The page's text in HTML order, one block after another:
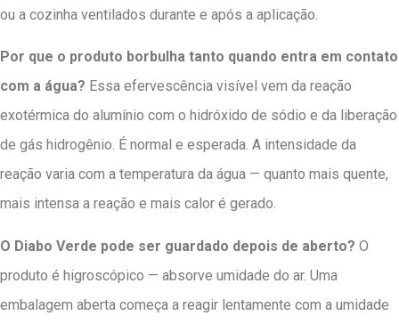
ou a cozinha ventilados durante e após a aplicação.
Por que o produto borbulha tanto quando entra em contato
com a água? Essa efervescência visível vem da reação
exotérmica do alumínio com o hidróxido de sódio e da liberação
de gás hidrogênio. É normal e esperada. A intensidade da
reação varia com a temperatura da água — quanto mais quente,
mais intensa a reação e mais calor é gerado.
O Diabo Verde pode ser guardado depois de aberto? O
produto é higroscópico — absorve umidade do ar. Uma
embalagem aberta começa a reagir lentamente com a umidade